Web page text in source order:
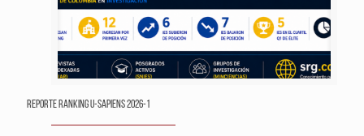
Reporte Ranking U-Sapiens 2026-1